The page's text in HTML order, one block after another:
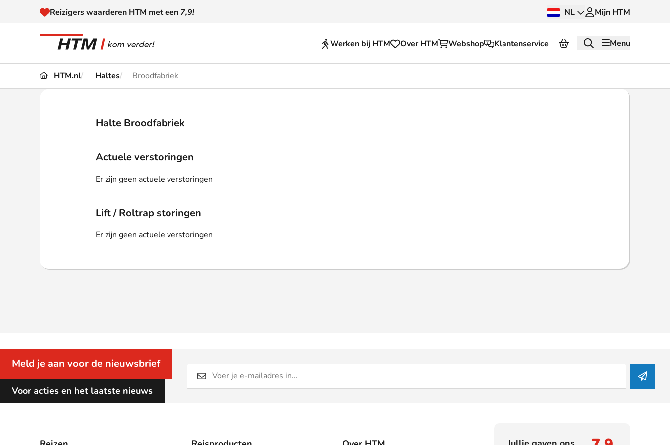
Naar inhoud
Reizigers waarderen HTM met een 7,9! NL Mijn HTM
Werken bij HTM Over HTM Webshop Klantenservice Menu
Omleidingen en
Klantenservice
HTM.nl Haltes Broodfabriek
Halte Broodfabriek
Actuele verstoringen
Er zijn geen actuele verstoringen
Lift / Roltrap storingen
Er zijn geen actuele verstoringen
Meld je aan voor de nieuwsbrief
Voor acties en het laatste nieuws